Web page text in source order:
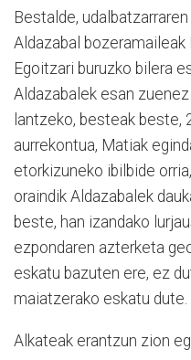
Bestalde,
Aldazabal
Egoitzari buruzko bilera
Aldazabalek esan
lantzeko, besteak beste,
aurrekontua, Matiak
etorkizuneko ibilbide
oraindik Aldazabalek
beste, han izandako
ezpondaren azterketa
eskatu bazuten ere, ez
maiatzerako eskatu dute.
Alkateak erantzun zion